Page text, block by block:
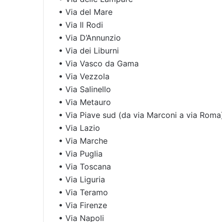
• Via del Mare
• Via Il Rodi
• Via D’Annunzio
• Via dei Liburni
• Via Vasco da Gama
• Via Vezzola
• Via Salinello
• Via Metauro
• Via Piave sud (da via Marconi a via
• Via Lazio
• Via Marche
• Via Puglia
• Via Toscana
• Via Liguria
• Via Teramo
• Via Firenze
• Via Napoli